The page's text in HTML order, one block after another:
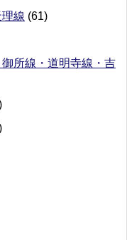
線 (61)
所線・道明寺線・吉